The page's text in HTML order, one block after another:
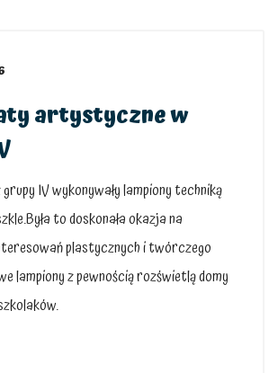
artystyczne w
IV wykonywały lampiony techniką
to doskonała okazja na
plastycznych i twórczego
lampiony z pewnością rozświetlą domy